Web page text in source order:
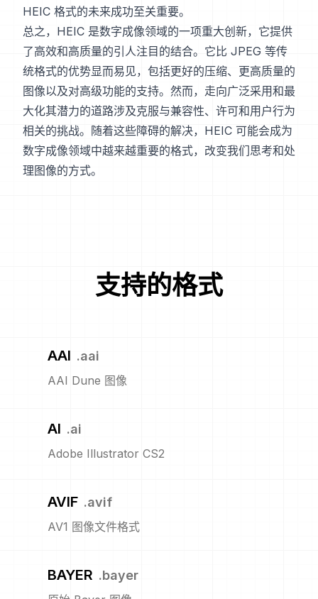
HEIC 格式的未来成功至关重要。
总之，HEIC 是数字成像领域的一项重大创新，它提供
了高效和高质量的引人注目的结合。它比 JPEG 等传
统格式的优势显而易见，包括更好的压缩、更高质量的
图像以及对高级功能的支持。然而，走向广泛采用和最
大化其潜力的道路涉及克服与兼容性、许可和用户行为
相关的挑战。随着这些障碍的解决，HEIC 可能会成为
数字成像领域中越来越重要的格式，改变我们思考和处
理图像的方式。
支持的格式
AAI .aai
AAI Dune 图像
AI .ai
Adobe Illustrator CS2
AVIF .avif
AV1 图像文件格式
BAYER .bayer